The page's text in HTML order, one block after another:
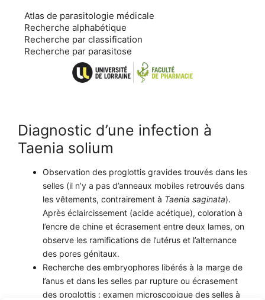
contenu
Atlas de parasitologie médicale
Recherche alphabétique
Recherche par classification
Recherche par parasitose
Diagnostic d’une infection à
Taenia solium
Observation des proglottis gravides trouvés dans les
selles (il n’y a pas d’anneaux mobiles retrouvés dans
les vêtements, contrairement à Taenia saginata).
Après éclaircissement (acide acétique), coloration à
l’encre de chine et écrasement entre deux lames, on
observe les ramifications de l’utérus et l’alternance
des pores génitaux.
Recherche des embryophores libérés à la marge de
l’anus et dans les selles par rupture ou écrasement
des proglottis : examen microscopique des selles à